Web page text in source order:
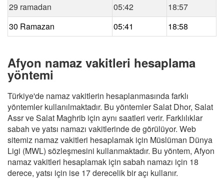
29 ramadan
05:42
18:57
30 Ramazan
05:41 18:58
Afyon namaz vakitleri hesaplama
yöntemi
Türkiye'de namaz vakitlerin hesaplanmasında farklı
yöntemler kullanılmaktadır. Bu yöntemler Salat Dhor, Salat
Assr ve Salat Maghrib için aynı saatleri verir. Farklılıklar
sabah ve yatsı namazı vakitlerinde de görülüyor. Web
sitemiz namaz vakitleri hesaplamak için Müslüman Dünya
Ligi (MWL) sözleşmesini kullanmaktadır. Bu yöntem, Afyon
namaz vakitleri hesaplamak için sabah namazı için 18
derece, yatsı için ise 17 derecelik bir açı kullanır.